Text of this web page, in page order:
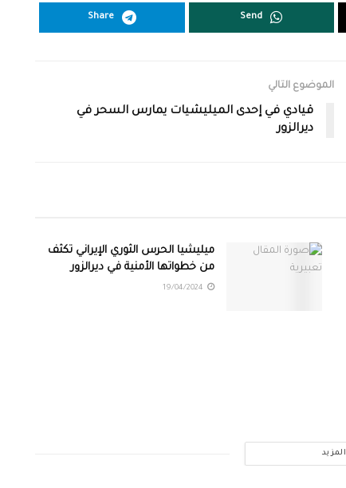
Send
Share
الموضوع التالي
قيادي في إحدى الميليشيات يمارس السحر في
ديرالزور
ميليشيا الحرس الثوري الإيراني تكثف
من خطواتها الأمنية في ديرالزور
المزيد